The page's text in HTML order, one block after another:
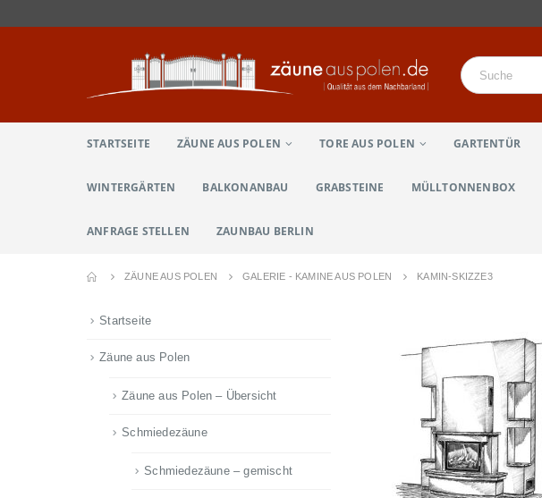
STARTSEITE ZÄUNE AUS POLEN TORE AUS POLEN GARTENTÜR
WINTERGÄRTEN BALKONANBAU GRABSTEINE MÜLLTONNENBOX
ANFRAGE STELLEN ZAUNBAU BERLIN
ZÄUNE AUS POLEN GALERIE - KAMINE AUS POLEN KAMIN-SKIZZE3
Startseite
Zäune aus Polen
Zäune aus Polen – Übersicht
Schmiedezäune
Schmiedezäune – gemischt